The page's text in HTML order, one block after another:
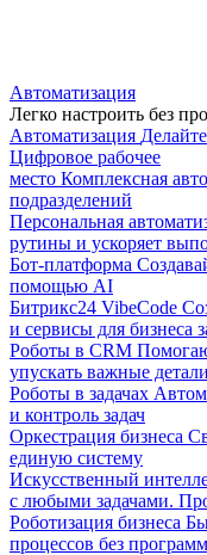
Автоматизация
Легко настроить без
Автоматизация
Цифровое рабочее
место Комплексная
подразделений
Персональная
рутины и ускоряет
Бот-платформа
помощью AI
Битрикс24 VibeCode
и сервисы для бизнеса
Роботы в CRM
упускать важные детали
Роботы в задачах
и контроль задач
Оркестрация бизнеса
единую систему
Искусственный
с любыми задачами.
Роботизация бизнеса
процессов без